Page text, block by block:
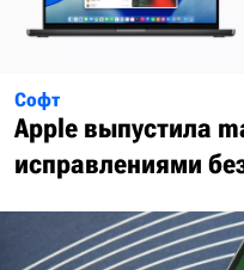
Софт
Apple выпустила
исправлениями